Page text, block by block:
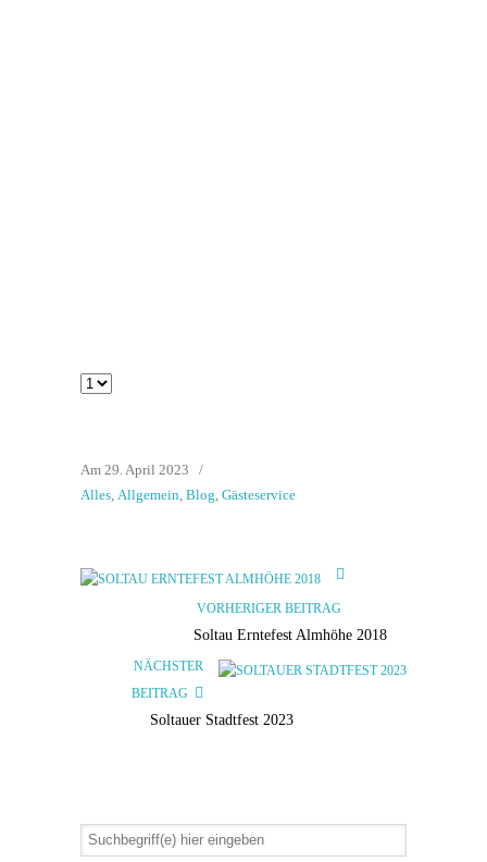
Am 29. April 2023
/
Alles, Allgemein, Blog, Gästeservice
VORHERIGER BEITRAG
Soltau Erntefest Almhöhe 2018
NÄCHSTER
BEITRAG
Soltauer Stadtfest 2023